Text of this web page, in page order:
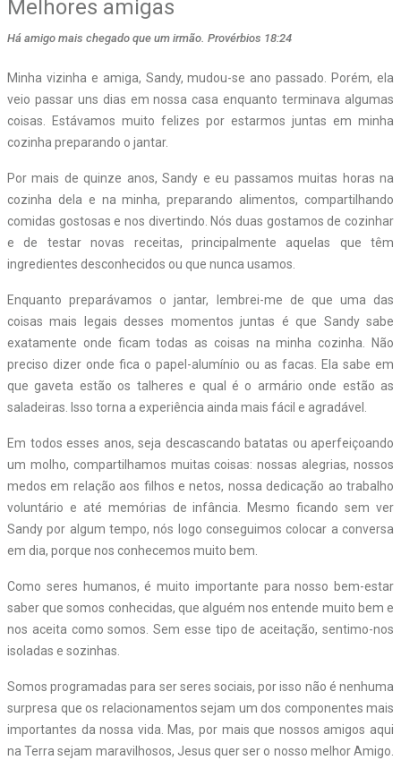
Melhores amigas
Há amigo mais chegado que um irmão. Provérbios 18:24
Minha vizinha e amiga, Sandy, mudou-se ano passado. Porém, ela
veio passar uns dias em nossa casa enquanto terminava algumas
coisas. Estávamos muito felizes por estarmos juntas em minha
cozinha preparando o jantar.
Por mais de quinze anos, Sandy e eu passamos muitas horas na
cozinha dela e na minha, preparando alimentos, compartilhando
comidas gostosas e nos divertindo. Nós duas gostamos de cozinhar
e de testar novas receitas, principalmente aquelas que têm
ingredientes desconhecidos ou que nunca usamos.
Enquanto preparávamos o jantar, lembrei-me de que uma das
coisas mais legais desses momentos juntas é que Sandy sabe
exatamente onde ficam todas as coisas na minha cozinha. Não
preciso dizer onde fica o papel-alumínio ou as facas. Ela sabe em
que gaveta estão os talheres e qual é o armário onde estão as
saladeiras. Isso torna a experiência ainda mais fácil e agradável.
Em todos esses anos, seja descascando batatas ou aperfeiçoando
um molho, compartilhamos muitas coisas: nossas alegrias, nossos
medos em relação aos filhos e netos, nossa dedicação ao trabalho
voluntário e até memórias de infância. Mesmo ficando sem ver
Sandy por algum tempo, nós logo conseguimos colocar a conversa
em dia, porque nos conhecemos muito bem.
Como seres humanos, é muito importante para nosso bem-estar
saber que somos conhecidas, que alguém nos entende muito bem e
nos aceita como somos. Sem esse tipo de aceitação, sentimo-nos
isoladas e sozinhas.
Somos programadas para ser seres sociais, por isso não é nenhuma
surpresa que os relacionamentos sejam um dos componentes mais
importantes da nossa vida. Mas, por mais que nossos amigos aqui
na Terra sejam maravilhosos, Jesus quer ser o nosso melhor Amigo.